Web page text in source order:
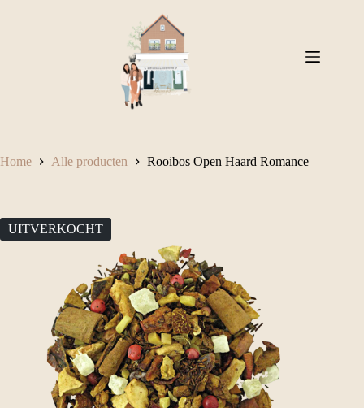
Home Alle producten Rooibos Open Haard Romance
UITVERKOCHT